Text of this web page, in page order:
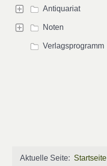
Antiquariat
Noten
Verlagsprogramm
Aktuelle Seite: Startseite